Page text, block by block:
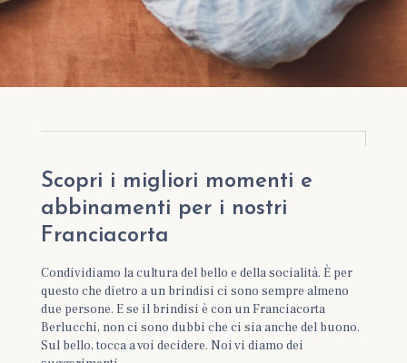
Scopri i migliori momenti e
abbinamenti per i nostri
Franciacorta
Condividiamo la cultura del bello e della socialità. È per
questo che dietro a un brindisi ci sono sempre almeno
due persone. E se il brindisi è con un Franciacorta
Berlucchi, non ci sono dubbi che ci sia anche del buono.
Sul bello, tocca a voi decidere. Noi vi diamo dei